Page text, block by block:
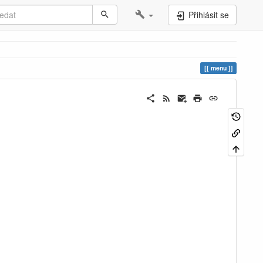
Přihlásit se
menu